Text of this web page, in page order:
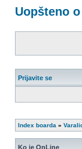
Uopšteno
Prijavite se
Index boarda »
Ko je OnLine